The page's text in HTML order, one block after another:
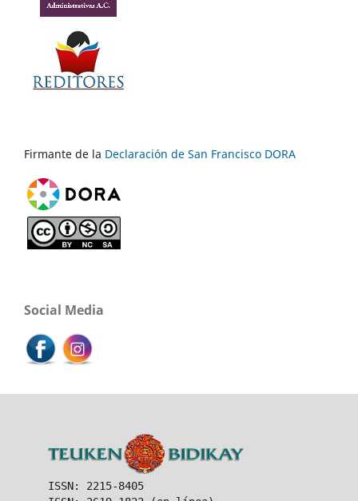
Firmante de la Declaración de San Francisco DORA
Social Media
ISSN: 2215-8405